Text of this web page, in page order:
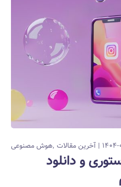
۰۹ هوش مصنوعی
و دانلود